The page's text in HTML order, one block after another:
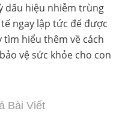
dấu hiệu nhiễm trùng
ngay lập tức để được
tìm hiểu thêm về cách
vệ sức khỏe cho con
Bài Viết